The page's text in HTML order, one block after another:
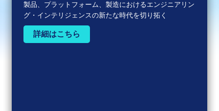
「Claude」を活用したエンジニアリング・インテリジェ
ンスを導入し、製品開発と製造を加速させる
詳細はこちら
エンジニアリング成果物をエンジニアリング・インテリ
ジェンスに変えるAIプラットフォーム
詳細はこちら
製品、プラットフォーム、製造におけるエンジニアリン
グ・インテリジェンスの新たな時代を切り拓く
詳細はこちら